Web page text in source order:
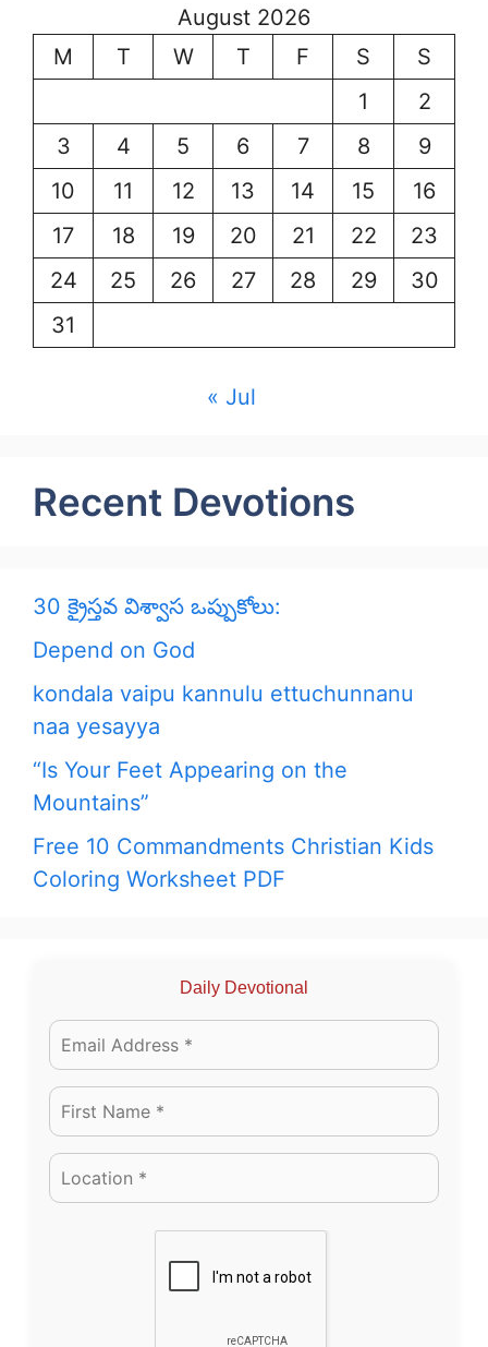
August 2026
M
T W T F S
S
1
2
3
4 5 6 7 8
9
10
11 12 13 14 15
16
17
18 19 20 21 22
23
24
25 26 27 28 29
30
31
« Jul
Recent Devotions
30 క్రైస్తవ విశ్వాస ఒప్పుకోలు:
Depend on God
kondala vaipu kannulu ettuchunnanu
naa yesayya
“Is Your Feet Appearing on the
Mountains”
Free 10 Commandments Christian Kids
Coloring Worksheet PDF
Daily Devotional